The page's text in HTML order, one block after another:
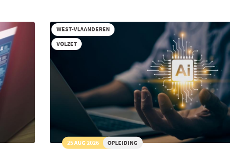
WEST-VLAANDEREN
VOLZET
25 AUG 2026 OPLEIDING